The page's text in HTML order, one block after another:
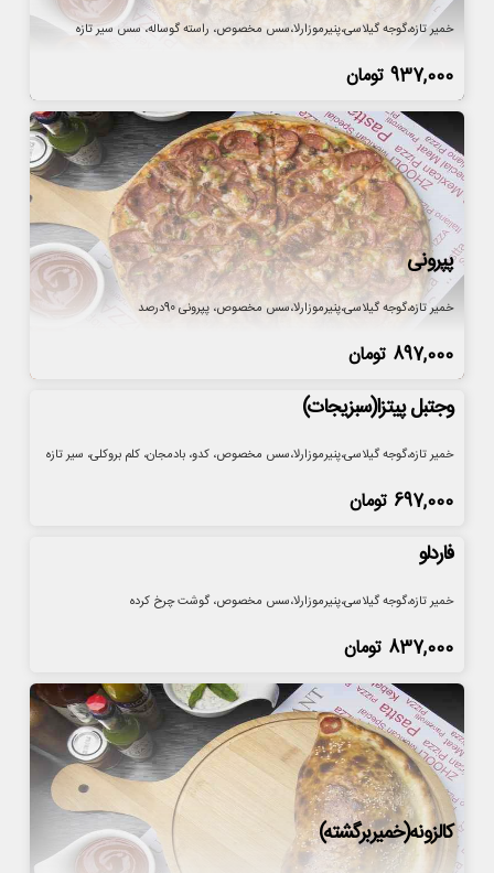
خمیر تازه،گوجه گیلاسی،پنیرموزارلا،سس مخصوص، راسته گوساله، سس سیر تازه
937,000 تومان
پپرونی
خمیر تازه،گوجه گیلاسی،پنیرموزارلا،سس مخصوص، پپرونی 90درصد
897,000 تومان
وجتبل پیتزا(سبزیجات)
خمیر تازه،گوجه گیلاسی،پنیرموزارلا،سس مخصوص، کدو، بادمجان، کلم بروکلی، سیر تازه
697,000 تومان
فاردلو
خمیر تازه،گوجه گیلاسی،پنیرموزارلا،سس مخصوص، گوشت چرخ کرده
837,000 تومان
کالزونه(خمیربرگشته)